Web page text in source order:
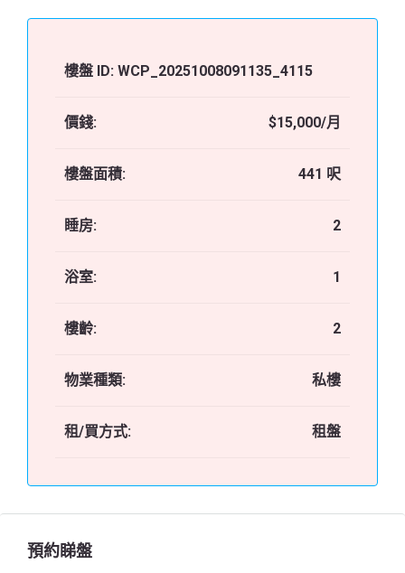
樓盤 ID: WCP_20251008091135_4115
價錢: $15,000/月
樓盤面積: 441 呎
睡房: 2
浴室: 1
樓齡: 2
物業種類: 私樓
租/買方式: 租盤
預約睇盤